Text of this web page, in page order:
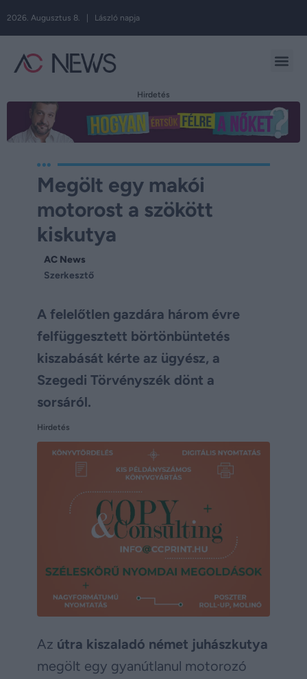
2026. Augusztus 8. | László napja
Hirdetés
Megölt egy makói
motorost a szökött
kiskutya
AC News
Szerkesztő
A felelőtlen gazdára három évre
felfüggesztett börtönbüntetés
kiszabását kérte az ügyész, a
Szegedi Törvényszék dönt a
sorsáról.
Hirdetés
Az útra kiszaladó német juhászkutya
megölt egy gyanútlanul motorozó